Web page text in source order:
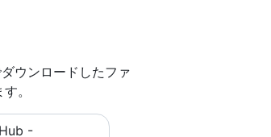
ウンロードしたファ
。